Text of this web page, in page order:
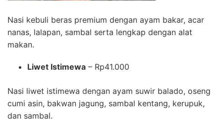
Nasi kebuli beras premium dengan ayam bakar, acar
nanas, lalapan, sambal serta lengkap dengan alat
makan.
Liwet Istimewa – Rp41.000
Nasi liwet istimewa dengan ayam suwir balado, oseng
cumi asin, bakwan jagung, sambal kentang, kerupuk,
dan sambal.